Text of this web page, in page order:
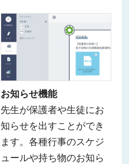
お知らせ機能
先生が保護者や生徒にお
知らせを出すことができ
ます。各種行事のスケジ
ュールや持ち物のお知ら